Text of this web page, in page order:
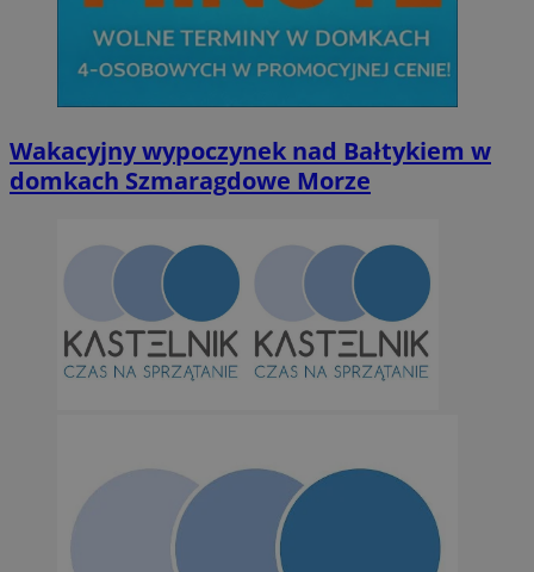
Wakacyjny wypoczynek nad Bałtykiem w
domkach Szmaragdowe Morze